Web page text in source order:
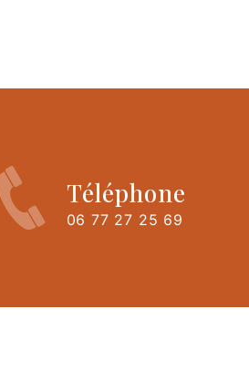
Téléphone
06 77 27 25 69